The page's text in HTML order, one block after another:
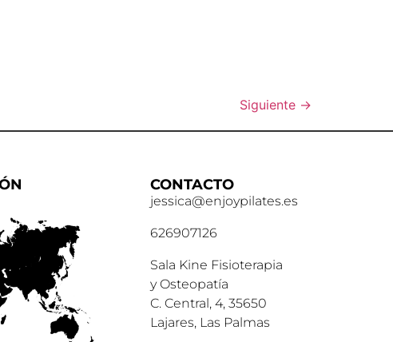
Siguiente →
CONTACTO
jessica@enjoypilates.es
626907126
Sala Kine Fisioterapia
y Osteopatía
C. Central, 4, 35650
Lajares, Las Palmas